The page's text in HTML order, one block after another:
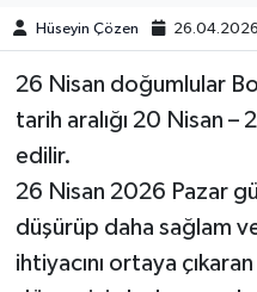
Hüseyin Çözen
26 Nisan doğumlular
tarih aralığı 20 Nisan –
edilir.
26 Nisan 2026 Pazar
düşürüp daha sağlam
ihtiyacını ortaya